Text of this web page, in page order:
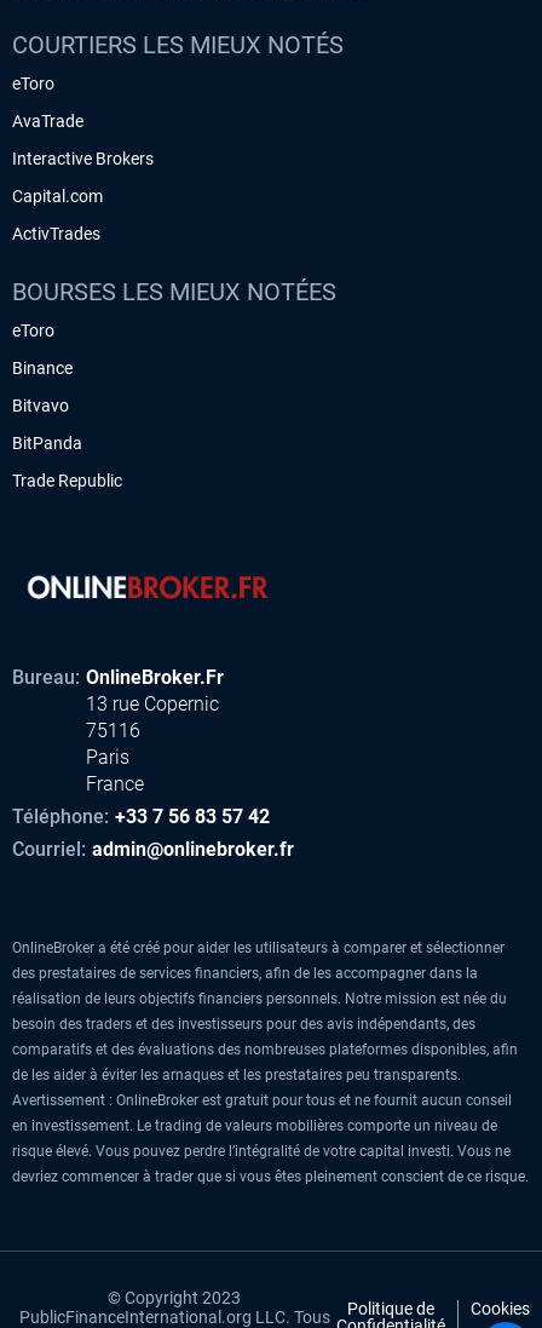
COURTIERS LES MIEUX NOTÉS
eToro
AvaTrade
Interactive Brokers
Capital.com
ActivTrades
BOURSES LES MIEUX NOTÉES
eToro
Binance
Bitvavo
BitPanda
Trade Republic
Bureau: OnlineBroker.Fr
13 rue Copernic
75116
Paris
France
Téléphone: +33 7 56 83 57 42
Courriel: admin@onlinebroker.fr
OnlineBroker a été créé pour aider les utilisateurs à comparer et sélectionner
des prestataires de services financiers, afin de les accompagner dans la
réalisation de leurs objectifs financiers personnels. Notre mission est née du
besoin des traders et des investisseurs pour des avis indépendants, des
comparatifs et des évaluations des nombreuses plateformes disponibles, afin
de les aider à éviter les arnaques et les prestataires peu transparents.
Avertissement : OnlineBroker est gratuit pour tous et ne fournit aucun conseil
en investissement. Le trading de valeurs mobilières comporte un niveau de
risque élevé. Vous pouvez perdre l’intégralité de votre capital investi. Vous ne
devriez commencer à trader que si vous êtes pleinement conscient de ce risque.
© Copyright 2023
PublicFinanceInternational.org LLC. Tous
Politique de
Cookies